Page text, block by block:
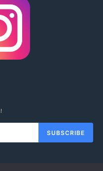
SUBSCRIBE